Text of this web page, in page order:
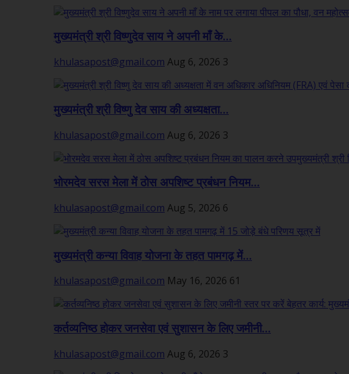
मुख्यमंत्री श्री विष्णुदेव साय ने अपनी माँ के...
khulasapost@gmail.com Aug 6, 2026 3
मुख्यमंत्री श्री विष्णु देव साय की अध्यक्षता...
khulasapost@gmail.com Aug 6, 2026 3
भोरमदेव सरस मेला में ठोस अपशिष्ट प्रबंधन नियम...
khulasapost@gmail.com Aug 5, 2026 6
मुख्यमंत्री कन्या विवाह योजना के तहत पामगढ़ में...
khulasapost@gmail.com May 16, 2026 61
कर्तव्यनिष्ठ होकर जनसेवा एवं सुशासन के लिए जमीनी...
khulasapost@gmail.com Aug 6, 2026 3